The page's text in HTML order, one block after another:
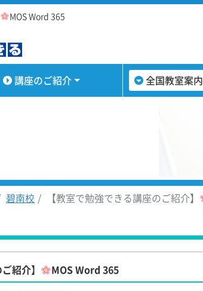
MOS Word 365
講座のご紹介 全国教室案内
碧南校 【教室で勉強できる講座のご紹介】
紹介】
MOS Word 365